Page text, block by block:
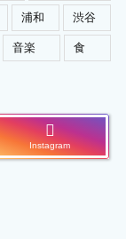
浦和
渋谷
音楽 食
Instagram